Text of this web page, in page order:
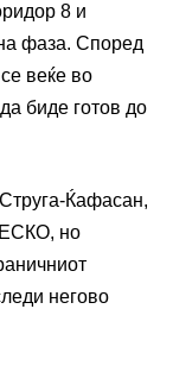
8 и
фаза. Според
веќе во
биде готов до
Ќафасан,
но
негово